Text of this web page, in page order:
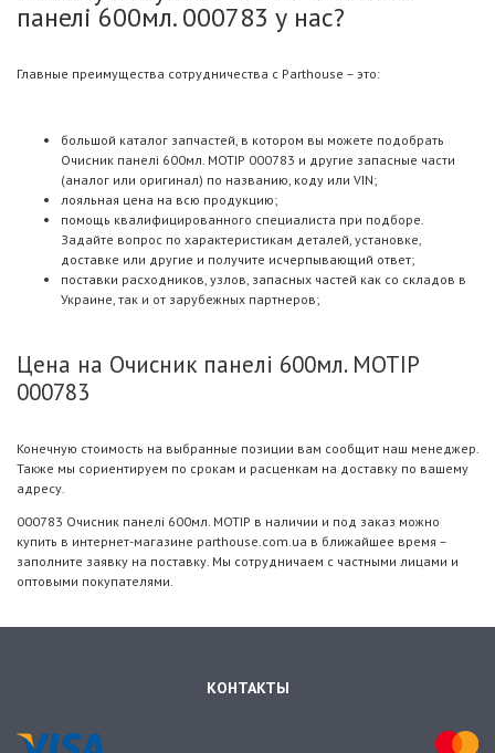
панелі 600мл. 000783 у нас?
Главные преимущества сотрудничества с Parthouse – это:
большой каталог запчастей, в котором вы можете подобрать
Очисник панелі 600мл. MOTIP 000783 и другие запасные части
(аналог или оригинал) по названию, коду или VIN;
лояльная цена на всю продукцию;
помощь квалифицированного специалиста при подборе.
Задайте вопрос по характеристикам деталей, установке,
доставке или другие и получите исчерпывающий ответ;
поставки расходников, узлов, запасных частей как со складов в
Украине, так и от зарубежных партнеров;
Цена на Очисник панелі 600мл. MOTIP
000783
Конечную стоимость на выбранные позиции вам сообщит наш менеджер.
Также мы сориентируем по срокам и расценкам на доставку по вашему
адресу.
000783 Очисник панелі 600мл. MOTIP в наличии и под заказ можно
купить в интернет-магазине parthouse.com.ua в ближайшее время –
заполните заявку на поставку. Мы сотрудничаем с частными лицами и
оптовыми покупателями.
КОНТАКТЫ